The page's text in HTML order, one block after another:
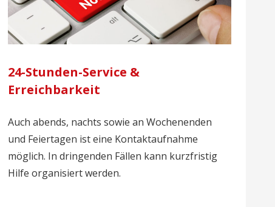
24-Stunden-Service &
Erreichbarkeit
Auch abends, nachts sowie an Wochenenden
und Feiertagen ist eine Kontaktaufnahme
möglich. In dringenden Fällen kann kurzfristig
Hilfe organisiert werden.